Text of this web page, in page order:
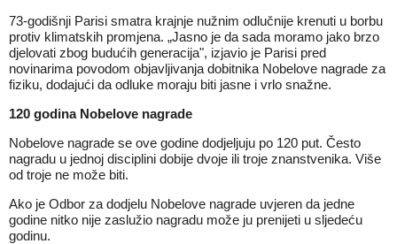
73-godišnji Parisi smatra krajnje nužnim odlučnije krenuti u borbu
protiv klimatskih promjena. „Jasno je da sada moramo jako brzo
djelovati zbog budućih generacija", izjavio je Parisi pred
novinarima povodom objavljivanja dobitnika Nobelove nagrade za
fiziku, dodajući da odluke moraju biti jasne i vrlo snažne.
120 godina Nobelove nagrade
Nobelove nagrade se ove godine dodjeljuju po 120 put. Često
nagradu u jednoj disciplini dobije dvoje ili troje znanstvenika. Više
od troje ne može biti.
Ako je Odbor za dodjelu Nobelove nagrade uvjeren da jedne
godine nitko nije zaslužio nagradu može ju prenijeti u sljedeću
godinu.